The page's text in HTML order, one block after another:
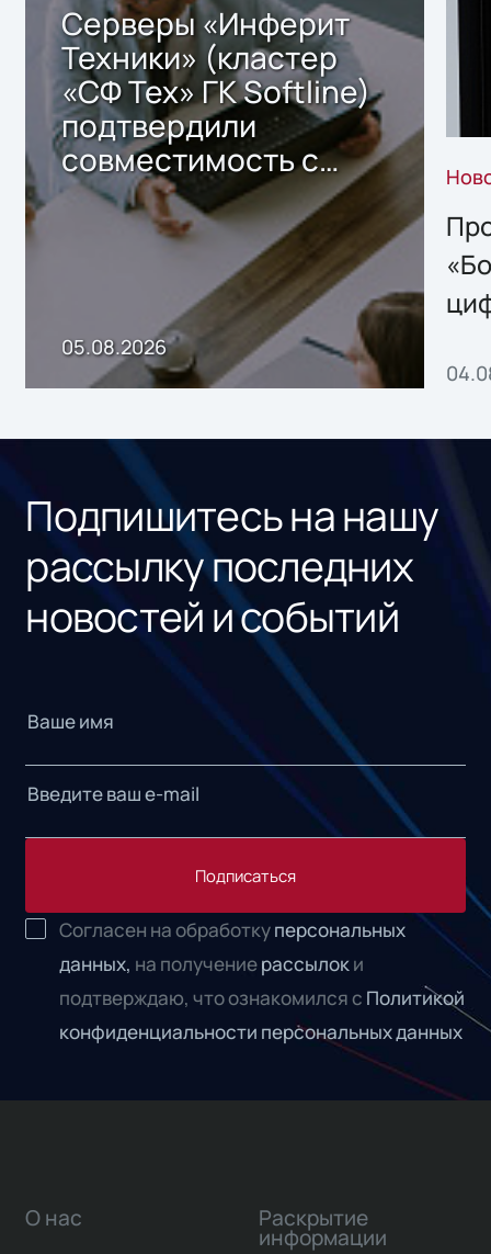
Серверы «Инферит
Техники» (кластер
«СФ Тех» ГК Softline)
подтвердили
совместимость с
решением Sharx
Storage 2.x для
хранения данных
05.08.2026
Подпишитесь на нашу
рассылку последних
новостей и событий
Подписаться
Согласен на обработкуперсональных
данных, на получениерассылоки
подтверждаю, что ознакомился с Политикой
конфиденциальности персональных данных
О нас Раскрытие
информации